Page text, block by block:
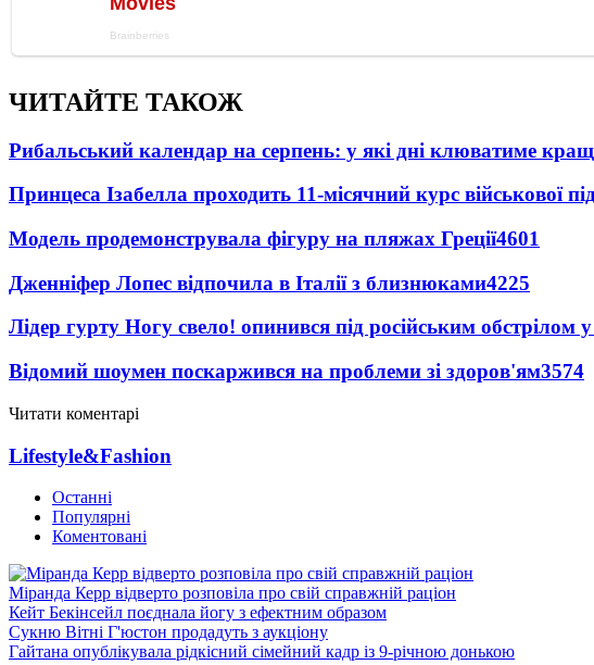
ЧИТАЙТЕ ТАКОЖ
Рибальський календар на серпень: у які дні клюватиме
Принцеса Ізабелла проходить 11-місячний курс військової
Модель продемонструвала фігуру на пляжах Греції4601
Дженніфер Лопес відпочила в Італії з близнюками4225
Лідер гурту Ногу свело! опинився під російським обстрілом
Відомий шоумен поскаржився на проблеми зі здоров'ям3574
Читати коментарі
Lifestyle&Fashion
Останні
Популярні
Коментовані
Міранда Керр відверто розповіла про свій справжній раціон
Кейт Бекінсейл поєднала йогу з ефектним образом
Сукню Вітні Г'юстон продадуть з аукціону
Гайтана опублікувала рідкісний сімейний кадр із 9-річною донькою